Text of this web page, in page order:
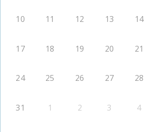
10 11 12 13 14
17 18 19 20 21
24 25 26 27 28
31 1 2 3 4